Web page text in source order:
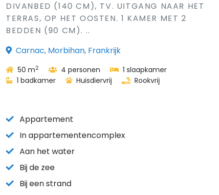
DIVANBED (140 CM), TV. UITGANG NAAR HET
TERRAS, OP HET OOSTEN. 1 KAMER MET 2
BEDDEN (90 CM). ..
Carnac, Morbihan, Frankrijk
50 m2 4 personen
1 slaapkamer
1 badkamer
Huisdiervrij Rookvrij
Appartement
In appartementencomplex
Aan het water
Bij de zee
Bij een strand